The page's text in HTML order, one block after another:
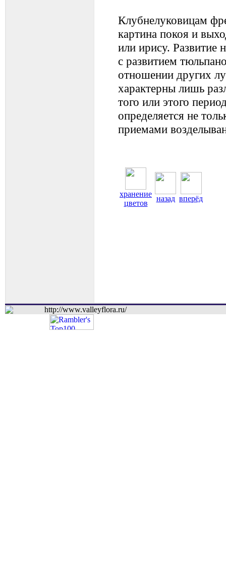
Клубнелуковицам
картина покоя и
или ирису. Развитие
с развитием
отношении других
характерны лишь
того или этого
определяется не
приемами
хранение
цветов
назад вперёд
http://www.valleyflora.ru/